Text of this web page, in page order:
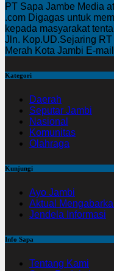
PT Sapa Jambe Media
.com Digagas untuk
kepada masyarakat
Jln. Kop.UD.Sejaring RT
Merah Kota Jambi E-
Kategori
Daerah
Seputar Jambi
Nasional
Komunitas
Olahraga
Kunjungi
Ayo Jambi
Aktual
Jendela Informasi
Info Sapa
Tentang Kami